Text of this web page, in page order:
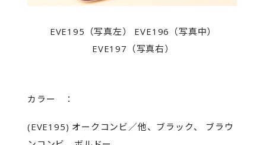
EVE195（写真左） EVE196（写真中）
EVE197（写真右）
カラー ：
(EVE195) オークコンビ／他、ブラック、 ブラウ